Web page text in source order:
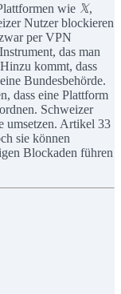
wie 𝕏,
Nutzer blockieren
per VPN
das man
kommt, dass
Bundesbehörde.
dass eine Plattform
Schweizer
umsetzen. Artikel 33
sie können
Blockaden führen